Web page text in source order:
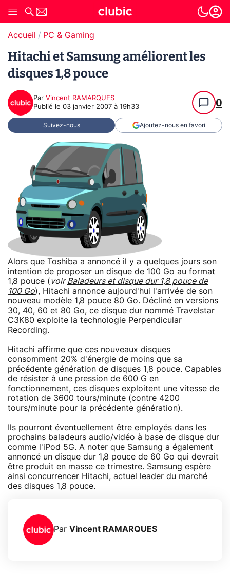
Accueil PC & Gaming
Hitachi et Samsung améliorent les
disques 1,8 pouce
Par Vincent RAMARQUES
Publié le 03 janvier 2007 à 19h33 0
Suivez-nous Ajoutez-nous en favori
Alors que Toshiba a annoncé il y a quelques jours son
intention de proposer un disque de 100 Go au format
1,8 pouce (voirBaladeurs et disque dur 1,8 pouce de
100 Go), Hitachi annonce aujourd'hui l'arrivée de son
nouveau modèle 1,8 pouce 80 Go. Décliné en versions
30, 40, 60 et 80 Go, ce disque dur nommé Travelstar
C3K80 exploite la technologie Perpendicular
Recording.
Hitachi affirme que ces nouveaux disques
consomment 20% d'énergie de moins que sa
précédente génération de disques 1,8 pouce. Capables
de résister à une pression de 600 G en
fonctionnement, ces disques exploitent une vitesse de
rotation de 3600 tours/minute (contre 4200
tours/minute pour la précédente génération).
Ils pourront éventuellement être employés dans les
prochains baladeurs audio/vidéo à base de disque dur
comme l'iPod 5G. A noter que Samsung a également
annoncé un disque dur 1,8 pouce de 60 Go qui devrait
être produit en masse ce trimestre. Samsung espère
ainsi concurrencer Hitachi, actuel leader du marché
des disques 1,8 pouce.
Par Vincent RAMARQUES